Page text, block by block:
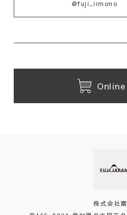
@fuji_iimono
株式会社